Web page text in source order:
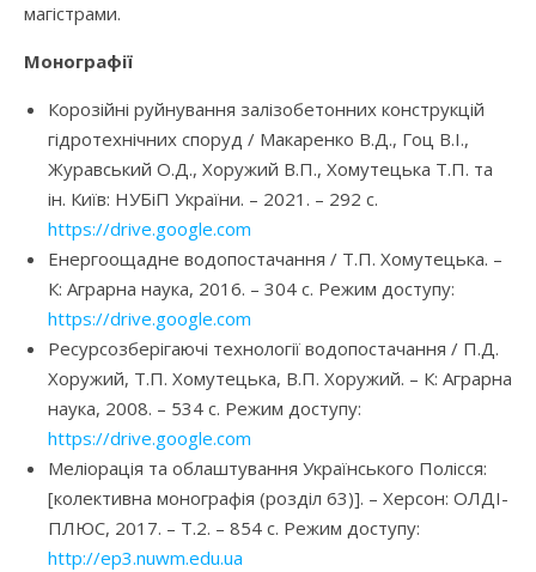
магістрами.
Монографії
Корозійні руйнування залізобетонних конструкцій
гідротехнічних споруд / Макаренко В.Д., Гоц В.І.,
Журавський О.Д., Хоружий В.П., Хомутецька Т.П. та
ін. Київ: НУБіП України. – 2021. – 292 с.
https://drive.google.com
Енергоощадне водопостачання / Т.П. Хомутецька. –
К: Аграрна наука, 2016. – 304 с. Режим доступу:
https://drive.google.com
Ресурсозберігаючі технології водопостачання / П.Д.
Хоружий, Т.П. Хомутецька, В.П. Хоружий. – К: Аграрна
наука, 2008. – 534 с. Режим доступу:
https://drive.google.com
Меліорація та облаштування Українського Полісся:
[колективна монографія (розділ 63)]. – Херсон: ОЛДІ-
ПЛЮС, 2017. – Т.2. – 854 с. Режим доступу:
http://ep3.nuwm.edu.ua